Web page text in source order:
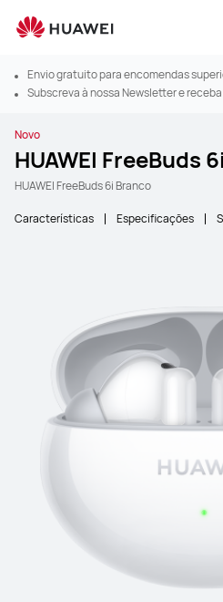
Envio gratuito para encomendas
Subscreva à nossa Newsletter e
Novo
HUAWEI FreeBuds 6i
HUAWEI FreeBuds 6i Branco
Características Especificações